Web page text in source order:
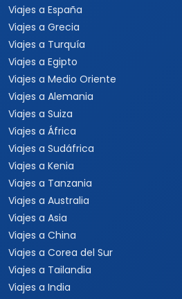
Viajes a España
Viajes a Grecia
Viajes a Turquía
Viajes a Egipto
Viajes a Medio Oriente
Viajes a Alemania
Viajes a Suiza
Viajes a África
Viajes a Sudáfrica
Viajes a Kenia
Viajes a Tanzania
Viajes a Australia
Viajes a Asia
Viajes a China
Viajes a Corea del Sur
Viajes a Tailandia
Viajes a India